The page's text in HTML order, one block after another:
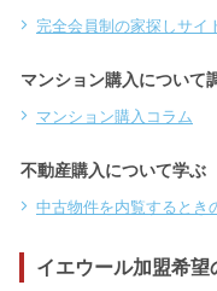
完全会員制の家探しサイ
マンション購入について
マンション購入コラム
不動産購入について学ぶ
中古物件を内覧するとき
イエウール加盟希望